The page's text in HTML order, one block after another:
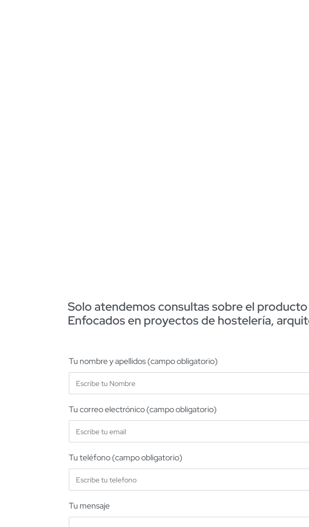
Solo atendemos consultas sobre el
Enfocados en proyectos de hostelería,
Tu nombre y apellidos (campo obligatorio)
Tu correo electrónico (campo obligatorio)
Tu teléfono (campo obligatorio)
Tu mensaje